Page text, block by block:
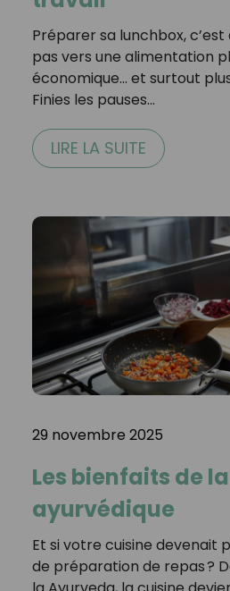
Préparer sa lunchbox,
pas vers une alimentation
économique… et surtout
Finies les pauses…
LIRE LA SUITE
29 novembre 2025
Les bienfaits de
ayurvédique
Et si votre cuisine devenait
de préparation de repas ?